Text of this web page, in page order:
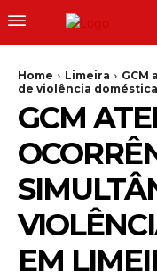
Home Limeira
GCM
de violência
GCM
EM